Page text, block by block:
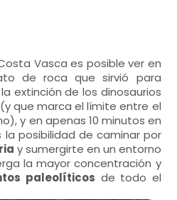
Vasca es posible ver en
de roca que sirvió para
extinción de los dinosaurios
que marca el límite entre el
y en apenas 10 minutos en
la posibilidad de caminar por
y sumergirte en un entorno
la mayor concentración y
paleolíticos de todo el